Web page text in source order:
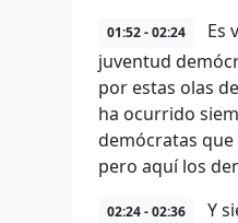
01:52 - 02:24
Es
juventud
por estas olas
ha ocurrido
demócratas que
pero aquí los
02:24 - 02:36
Y